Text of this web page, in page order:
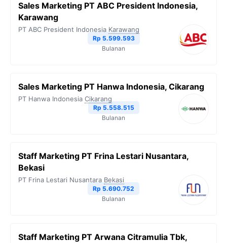
Sales Marketing PT ABC President Indonesia,
Karawang
PT ABC President Indonesia Karawang
Rp 5.599.593
Bulanan
Sales Marketing PT Hanwa Indonesia, Cikarang
PT Hanwa Indonesia Cikarang
Rp 5.558.515
Bulanan
Staff Marketing PT Frina Lestari Nusantara,
Bekasi
PT Frina Lestari Nusantara Bekasi
Rp 5.690.752
Bulanan
Staff Marketing PT Arwana Citramulia Tbk,